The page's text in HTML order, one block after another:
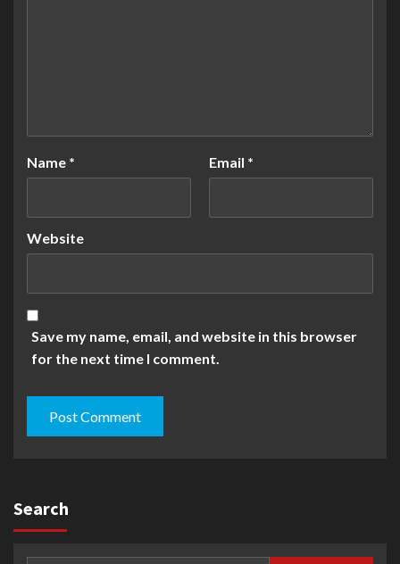
Name * Email *
Website
Save my name, email, and website in this browser
for the next time I comment.
Search